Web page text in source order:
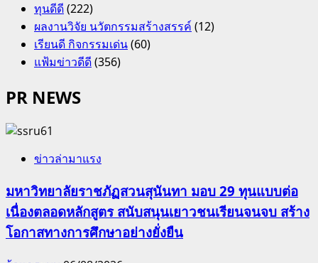
ทุนดีดี(222)
ผลงานวิจัย นวัตกรรมสร้างสรรค์ (12)
เรียนดี กิจกรรมเด่น(60)
แฟ้มข่าวดีดี(356)
PR NEWS
ข่าวล่ามาแรง
มหาวิทยาลัยราชภัฏสวนสุนันทา มอบ 29 ทุนแบบต่อ
เนื่องตลอดหลักสูตร สนับสนุนเยาวชนเรียนจนจบ สร้าง
โอกาสทางการศึกษาอย่างยั่งยืน